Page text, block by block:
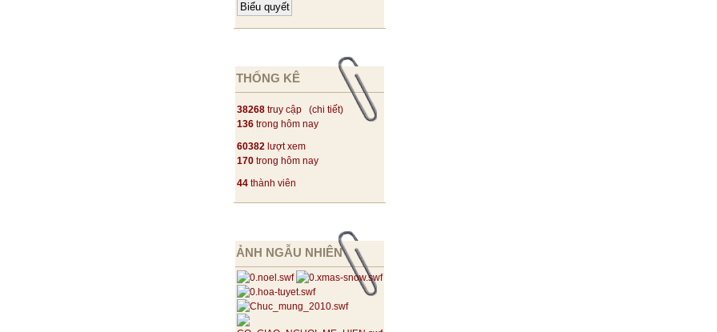
THỐNG KÊ
38268 truy cập (chi tiết)
136 trong hôm nay
60382 lượt xem
170 trong hôm nay
44 thành viên
ẢNH NGẪU NHIÊN